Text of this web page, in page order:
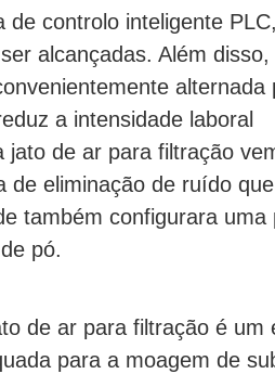
de controlo inteligente
alcançadas. Além
a intensidade laboral
jato de ar para filtração
de eliminação de ruído
também configurara
pó.
de ar para filtração é um
para a moagem de